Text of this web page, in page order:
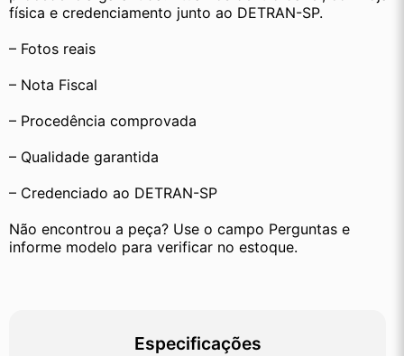
física e credenciamento junto ao DETRAN-SP.
– Fotos reais
– Nota Fiscal
– Procedência comprovada
– Qualidade garantida
– Credenciado ao DETRAN-SP
Não encontrou a peça? Use o campo Perguntas e
informe modelo para verificar no estoque.
Especificações